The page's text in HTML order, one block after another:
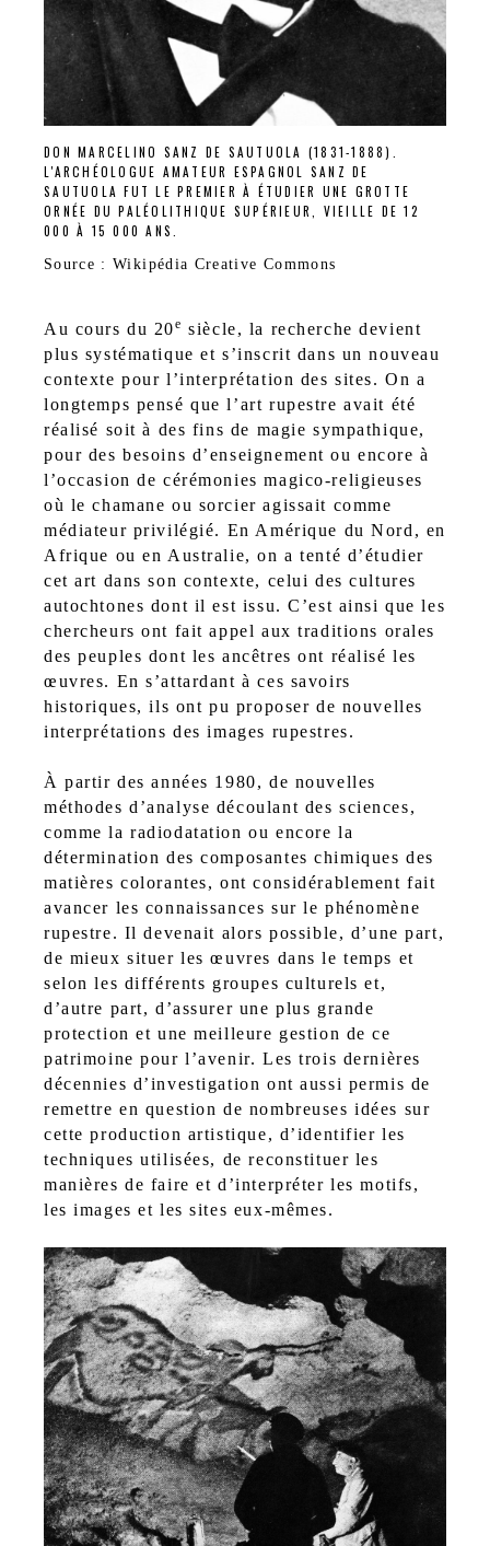
DON MARCELINO SANZ DE SAUTUOLA (1831-1888).
L'ARCHÉOLOGUE AMATEUR ESPAGNOL SANZ DE
SAUTUOLA FUT LE PREMIER À ÉTUDIER UNE GROTTE
ORNÉE DU PALÉOLITHIQUE SUPÉRIEUR, VIEILLE DE 12
000 À 15 000 ANS.
Source : Wikipédia Creative Commons
Au cours du 20e siècle, la recherche devient
plus systématique et s’inscrit dans un nouveau
contexte pour l’interprétation des sites. On a
longtemps pensé que l’art rupestre avait été
réalisé soit à des fins de magie sympathique,
pour des besoins d’enseignement ou encore à
l’occasion de cérémonies magico-religieuses
où le chamane ou sorcier agissait comme
médiateur privilégié. En Amérique du Nord, en
Afrique ou en Australie, on a tenté d’étudier
cet art dans son contexte, celui des cultures
autochtones dont il est issu. C’est ainsi que les
chercheurs ont fait appel aux traditions orales
des peuples dont les ancêtres ont réalisé les
œuvres. En s’attardant à ces savoirs
historiques, ils ont pu proposer de nouvelles
interprétations des images rupestres.
À partir des années 1980, de nouvelles
méthodes d’analyse découlant des sciences,
comme la radiodatation ou encore la
détermination des composantes chimiques des
matières colorantes, ont considérablement fait
avancer les connaissances sur le phénomène
rupestre. Il devenait alors possible, d’une part,
de mieux situer les œuvres dans le temps et
selon les différents groupes culturels et,
d’autre part, d’assurer une plus grande
protection et une meilleure gestion de ce
patrimoine pour l’avenir. Les trois dernières
décennies d’investigation ont aussi permis de
remettre en question de nombreuses idées sur
cette production artistique, d’identifier les
techniques utilisées, de reconstituer les
manières de faire et d’interpréter les motifs,
les images et les sites eux-mêmes.